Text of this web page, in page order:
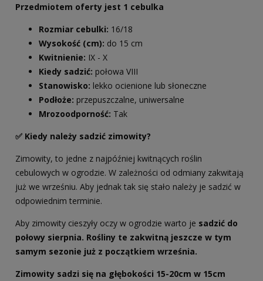
Przedmiotem oferty jest 1 cebulka
Rozmiar cebulki: 16/18
Wysokość (cm): do 15 cm
Kwitnienie: IX - X
Kiedy sadzić: połowa VIII
Stanowisko: lekko ocienione lub słoneczne
Podłoże: przepuszczalne, uniwersalne
Mrozoodporność: Tak
✅ Kiedy należy sadzić zimowity?
Zimowity, to jedne z najpóźniej kwitnących roślin
cebulowych w ogrodzie. W zależności od odmiany zakwitają
już we wrześniu. Aby jednak tak się stało należy je sadzić w
odpowiednim terminie.
Aby zimowity cieszyły oczy w ogrodzie warto je sadzić do
połowy sierpnia. Rośliny te zakwitną jeszcze w tym
samym sezonie już z początkiem września.
Zimowity sadzi się na głębokości 15-20cm w 15cm